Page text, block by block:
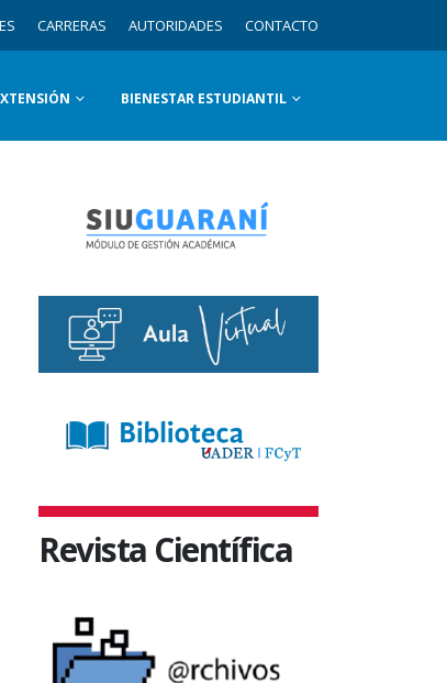
CARRERAS AUTORIDADES CONTACTO
BIENESTAR ESTUDIANTIL
Revista Científica